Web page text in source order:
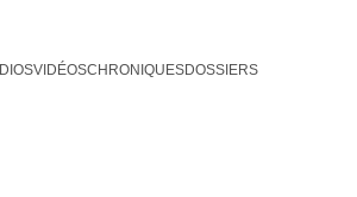
VIDÉOSCHRONIQUESDOSSIERS